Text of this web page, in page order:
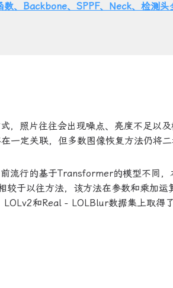
、Backbone、SPPF、Neck、检测头
，照片往往会出现噪点、亮度不足以
一定关联，但多数图像恢复方法仍将
流行的基于Transformer的模型不同，
较于以往方法，该方法在参数和乘加运
LOLv2和Real - LOLBlur数据集上取得